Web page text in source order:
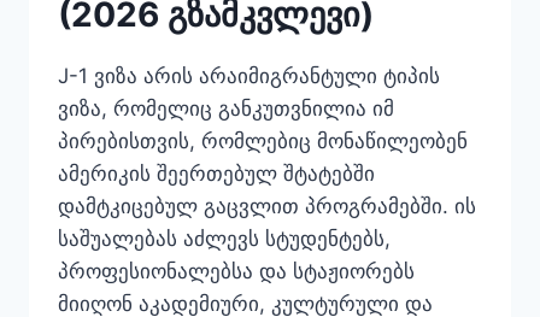
(2026 გზამკვლევი)
J-1 ვიზა არის არაიმიგრანტული ტიპის
ვიზა, რომელიც განკუთვნილია იმ
პირებისთვის, რომლებიც მონაწილეობენ
ამერიკის შეერთებულ შტატებში
დამტკიცებულ გაცვლით პროგრამებში. ის
საშუალებას აძლევს სტუდენტებს,
პროფესიონალებსა და სტაჟიორებს
მიიღონ აკადემიური, კულტურული და